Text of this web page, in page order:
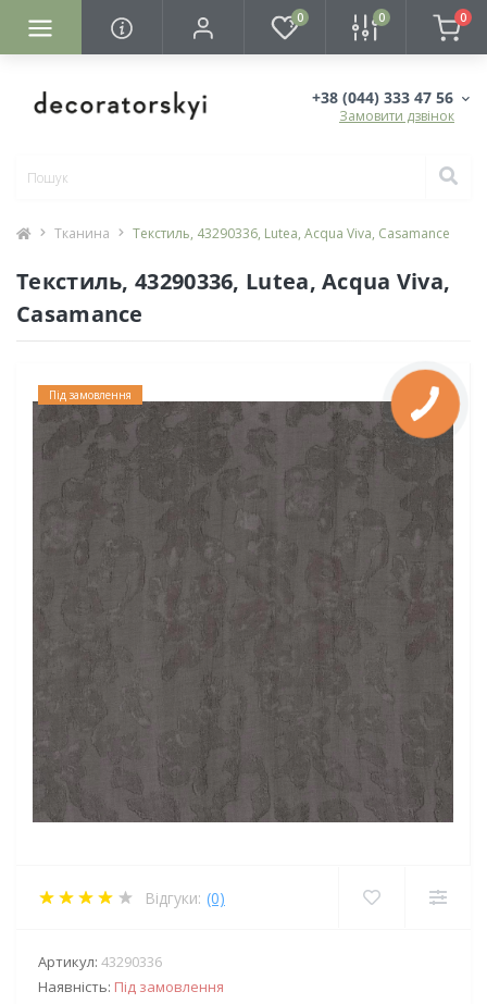
0 0 0
+38 (044) 333 47 56
Замовити дзвінок
Тканина Текстиль, 43290336, Lutea, Acqua Viva, Casamance
Текстиль, 43290336, Lutea, Acqua Viva,
Casamance
Під замовлення
Відгуки: (0)
Артикул: 43290336
Наявність: Під замовлення